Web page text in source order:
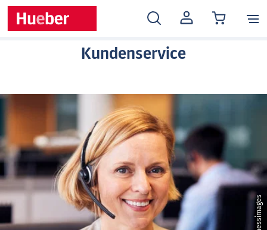
MEIN
KONTO
Kundenservice